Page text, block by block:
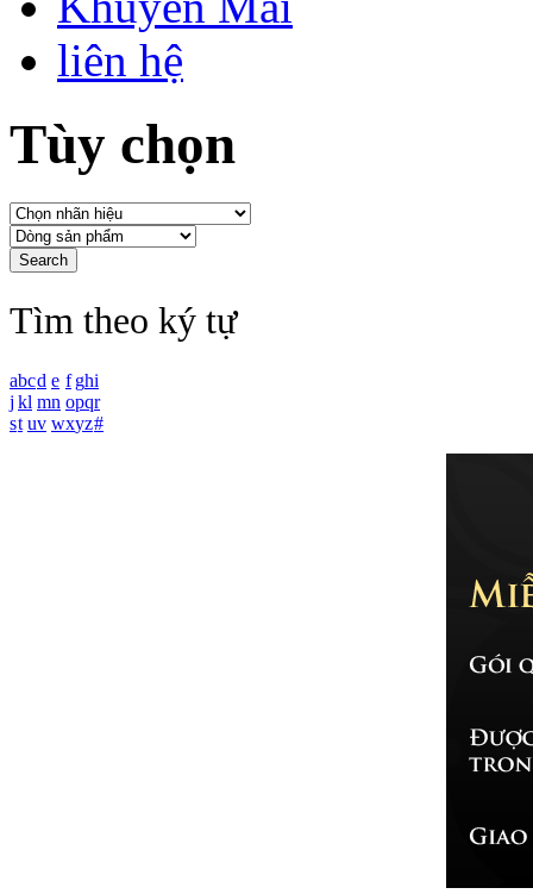
liên hệ
Tùy chọn
Tìm theo ký tự
abcd e f ghi
j kl mn opqr
st uv wxyz#